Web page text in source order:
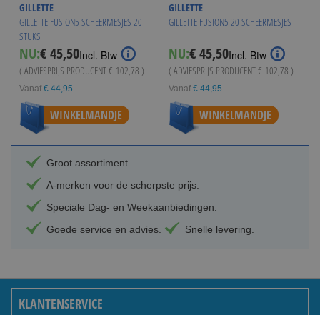
GILLETTE
GILLETTE FUSION5 SCHEERMESJES 20
STUKS
NU:€ 45,50Incl. Btw
( ADVIESPRIJS PRODUCENT€ 102,78 )
Vanaf € 44,95
WINKELMANDJE
GILLETTE
GILLETTE FUSION5 20 SCHEERMESJES
NU:€ 45,50Incl. Btw
( ADVIESPRIJS PRODUCENT€ 102,78 )
Vanaf € 44,95
WINKELMANDJE
Groot assortiment.
A-merken voor de scherpste prijs.
Speciale Dag- en Weekaanbiedingen.
Goede service en advies.
Snelle levering.
KLANTENSERVICE